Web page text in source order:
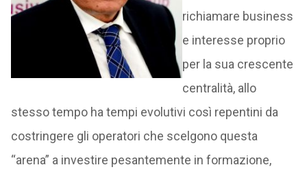
richiamare business
e interesse proprio
per la sua crescente
centralità, allo
stesso tempo ha tempi evolutivi così repentini da
costringere gli operatori che scelgono questa
“arena” a investire pesantemente in formazione,